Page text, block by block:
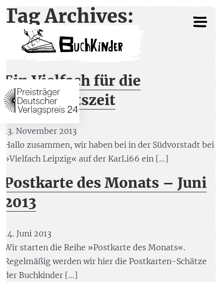
Tag Archives:
Onlineshop
Ein Vielfach für die
Weihnachtszeit
13. November 2013
Hallo zusammen, wir haben bei in der Südvorstadt bei
»Vielfach Leipzig« auf der KarLi66 ein […]
Postkarte des Monats – Juni
2013
14. Juni 2013
Wir starten die Reihe »Postkarte des Monats«.
Regelmäßig werden wir hier die Postkarten-Schätze
der Buchkinder […]